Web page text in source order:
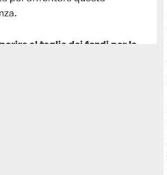
al taglio dei fondi per la